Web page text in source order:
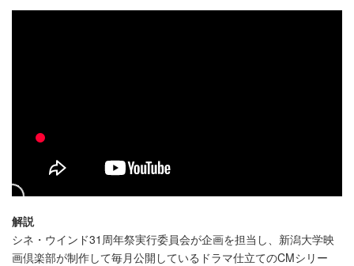
解説
シネ・ウインド31周年祭実行委員会が企画を担当し、新潟大学映
画倶楽部が制作して毎月公開しているドラマ仕立てのCMシリー